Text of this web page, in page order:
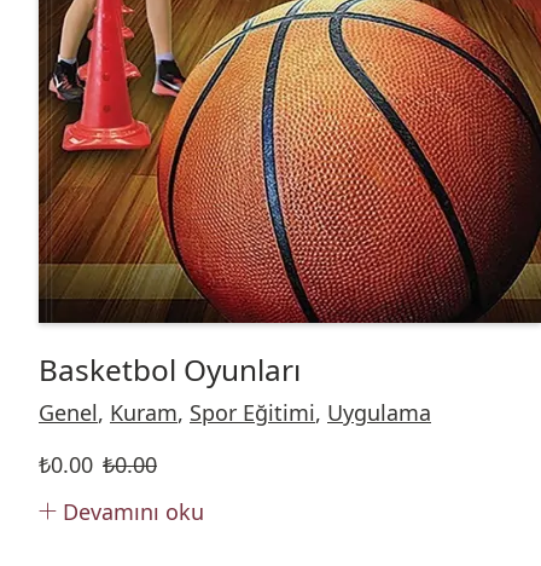
Basketbol Oyunları
Genel, Kuram, Spor Eğitimi, Uygulama
₺0.00
₺0.00
Devamını oku